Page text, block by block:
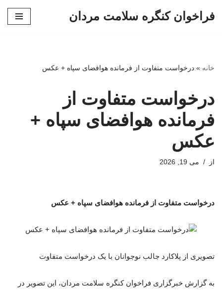
فراخوان کنگره سلامت مردان
خانه » درخواست متفاوت از فرمانده هوافضای سپاه + عکس
درخواست متفاوت از
فرمانده هوافضای سپاه +
عکس
از می 19, 2026
درخواست متفاوت از فرمانده هوافضای سپاه + عکس
تصویری از پلاکارد جالب نوجوانان با یک درخواست متفاوت
به گزارش خبرگزاری فراخوان کنگره سلامت مردان، این تصویر در